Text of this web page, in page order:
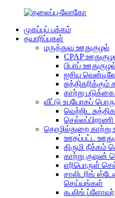
முகப்புப் பக்கம்
தயாரிப்புகள்
மருத்துவ ஊதுகுழல்
CPAP
பிபாப்
ஐசியு
காற்று
வீட்டு உபயோகப்
வெற்றிட
தொழில்துறை காற்று
ஊதப்பட்ட
கிருமி நீக்கம்
காற்று குஷன்
எரிபொருள்
சாலிடரிங்
செய்யுங்கள்
கூலிங் ப்ளோவர்